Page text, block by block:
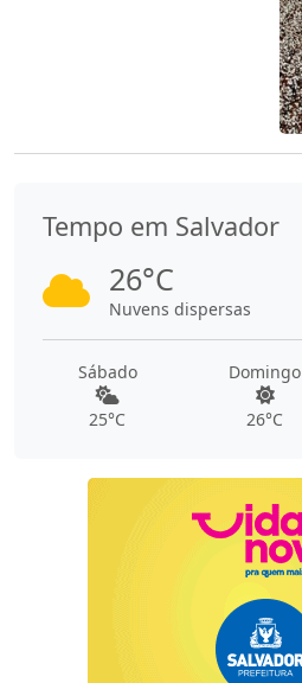
Tempo em Salvador
26°C
Nuvens dispersas
Sábado
25°C
Domingo
26°C